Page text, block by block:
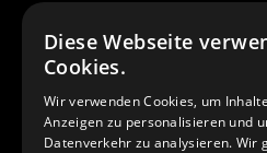
AGB
Diese Webseite
Cookies.
Wir verwenden Cookies, um
Anzeigen zu personalisieren und
Datenverkehr zu analysieren. Wir